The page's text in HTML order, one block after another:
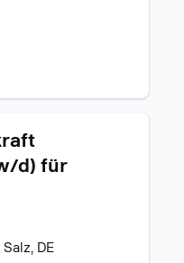
d) für
DE